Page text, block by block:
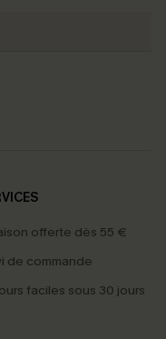
offerte dès 55 €
de commande
faciles sous 30 jours